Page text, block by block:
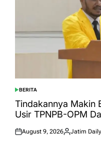
POSTED
IN
BERITA
Tindakannya Makin
Usir TPNPB-OPM
Posted
August 9, 2026
Posted
Jatim Daily